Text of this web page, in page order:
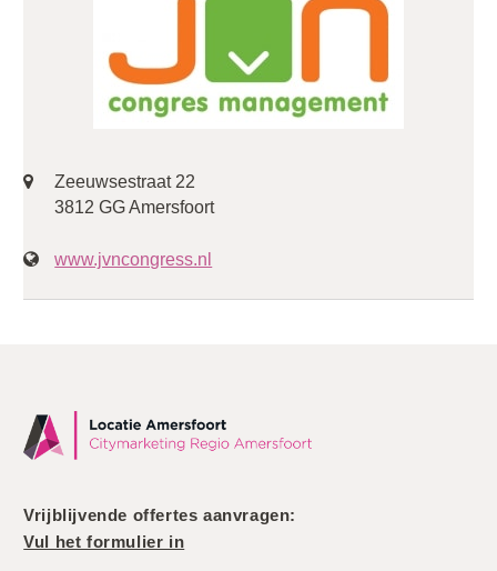
Zeeuwsestraat 22
3812 GG Amersfoort
www.jvncongress.nl
Vrijblijvende offertes aanvragen:
Vul het formulier in